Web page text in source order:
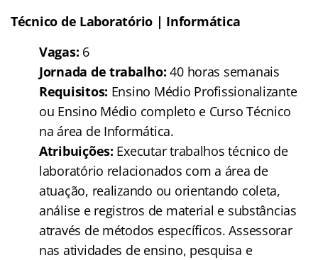
Técnico de Laboratório | Informática
Vagas: 6
Jornada de trabalho: 40 horas semanais
Requisitos: Ensino Médio Profissionalizante
ou Ensino Médio completo e Curso Técnico
na área de Informática.
Atribuições: Executar trabalhos técnico de
laboratório relacionados com a área de
atuação, realizando ou orientando coleta,
análise e registros de material e substâncias
através de métodos específicos. Assessorar
nas atividades de ensino, pesquisa e